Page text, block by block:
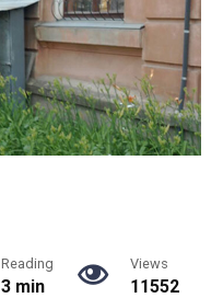
Reading
3 min
Views
11552